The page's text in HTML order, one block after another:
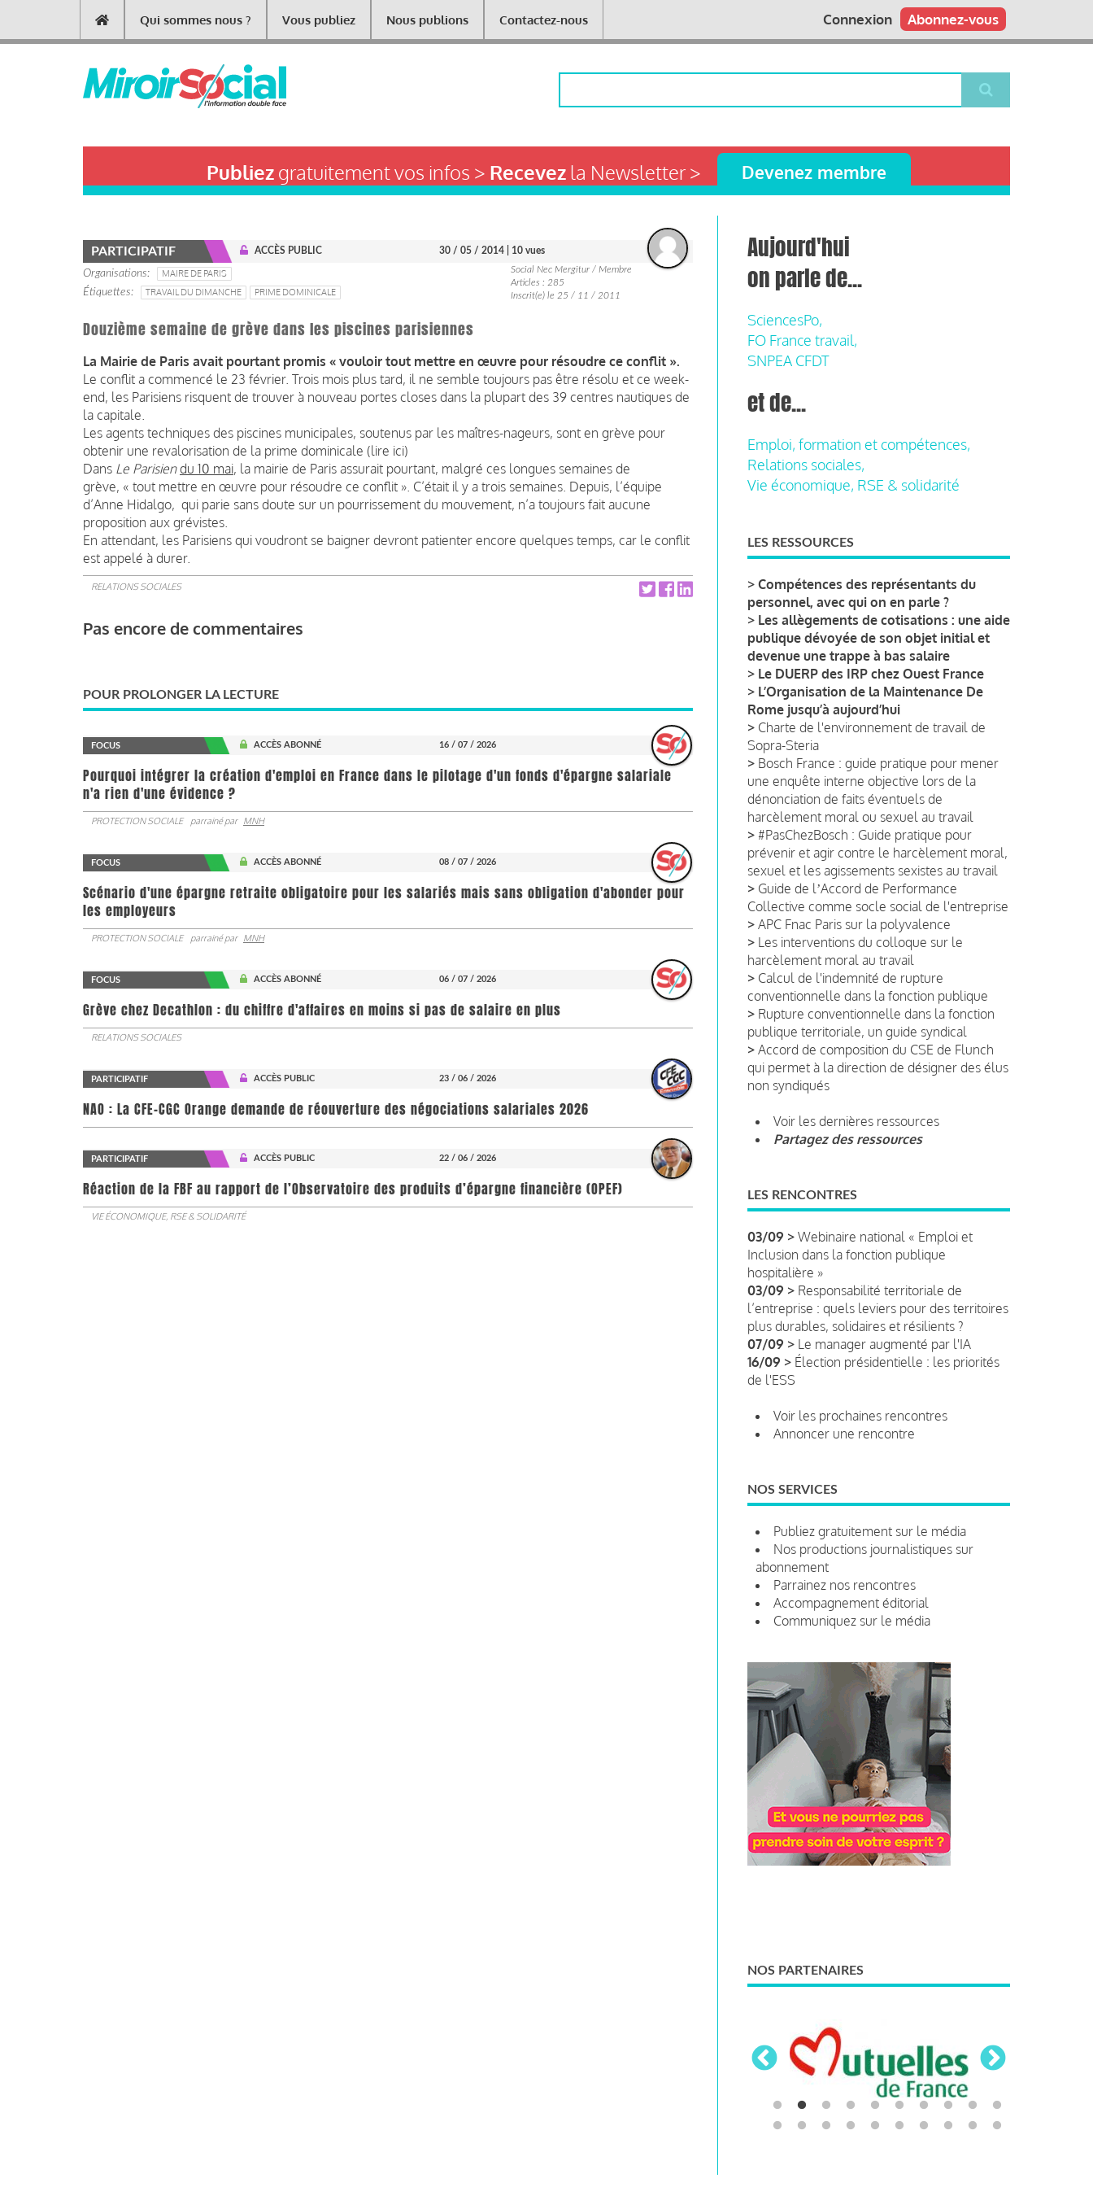
contenu
Main
navigation
Qui sommes nous ? Vous publiez Nous publions Contactez-nous Abonnez-vous
Connexion
Publiezgratuitement vos infos > Recevezla Newsletter > Devenez membre
PARTICIPATIF ACCÈS PUBLIC 30 / 05 / 2014 | 10 vues
Organisations
MAIRE DE PARIS
Étiquettes
TRAVAIL DU DIMANCHE PRIME DOMINICALE
Social Nec Mergitur / Membre
Articles : 285
Inscrit(e) le 25 / 11 / 2011
Douzième semaine de grève dans les piscines parisiennes
La Mairie de Paris avait pourtant promis « vouloir tout mettre en œuvre pour résoudre ce conflit ».
Le conflit a commencé le 23 février. Trois mois plus tard, il ne semble toujours pas être résolu et ce week-
end, les Parisiens risquent de trouver à nouveau portes closes dans la plupart des 39 centres nautiques de
la capitale.
Les agents techniques des piscines municipales, soutenus par les maîtres-nageurs, sont en grève pour
obtenir une revalorisation de la prime dominicale (lire ici)
Dans Le Parisien du 10 mai, la mairie de Paris assurait pourtant, malgré ces longues semaines de
grève, « tout mettre en œuvre pour résoudre ce conflit ». C’était il y a trois semaines. Depuis, l’équipe
d’Anne Hidalgo, qui parie sans doute sur un pourrissement du mouvement, n’a toujours fait aucune
proposition aux grévistes.
En attendant, les Parisiens qui voudront se baigner devront patienter encore quelques temps, car le conflit
est appelé à durer.
RELATIONS SOCIALES
Pas encore de commentaires
POUR PROLONGER LA LECTURE
FOCUS ACCÈS ABONNÉ 16 / 07 / 2026
Pourquoi intégrer la création d'emploi en France dans le pilotage d'un fonds d'épargne salariale
n'a rien d'une évidence ?
PROTECTION SOCIALE parrainé par MNH
FOCUS ACCÈS ABONNÉ 08 / 07 / 2026
Scénario d'une épargne retraite obligatoire pour les salariés mais sans obligation d'abonder pour
les employeurs
PROTECTION SOCIALE parrainé par MNH
FOCUS ACCÈS ABONNÉ 06 / 07 / 2026
Grève chez Decathlon : du chiffre d'affaires en moins si pas de salaire en plus
RELATIONS SOCIALES
PARTICIPATIF ACCÈS PUBLIC 23 / 06 / 2026
NAO : La CFE-CGC Orange demande de réouverture des négociations salariales 2026
PARTICIPATIF ACCÈS PUBLIC 22 / 06 / 2026
​​​​​​​Réaction de la FBF au rapport de l’Observatoire des produits d’épargne financière (OPEF)
VIE ÉCONOMIQUE, RSE & SOLIDARITÉ
Aujourd'hui
on parle de...
SciencesPo,
FO France travail,
SNPEA CFDT
et de...
Emploi, formation et compétences,
Relations sociales,
Vie économique, RSE & solidarité
LES RESSOURCES
> Compétences des représentants du
personnel, avec qui on en parle ?
> Les allègements de cotisations : une aide
publique dévoyée de son objet initial et
devenue une trappe à bas salaire
> Le DUERP des IRP chez Ouest France
> L’Organisation de la Maintenance De
Rome jusqu’à aujourd’hui
> Charte de l'environnement de travail de
Sopra-Steria
> Bosch France : guide pratique pour mener
une enquête interne objective lors de la
dénonciation de faits éventuels de
harcèlement moral ou sexuel au travail
> #PasChezBosch : Guide pratique pour
prévenir et agir contre le harcèlement moral,
sexuel et les agissements sexistes au travail
> Guide de lʼAccord de Performance
Collective comme socle social de l'entreprise
> APC Fnac Paris sur la polyvalence
> Les interventions du colloque sur le
harcèlement moral au travail
> Calcul de l'indemnité de rupture
conventionnelle dans la fonction publique
> Rupture conventionnelle dans la fonction
publique territoriale, un guide syndical
> Accord de composition du CSE de Flunch
qui permet à la direction de désigner des élus
non syndiqués
Voir les dernières ressources
Partagez des ressources
LES RENCONTRES
03/09 > Webinaire national « Emploi et
Inclusion dans la fonction publique
hospitalière »
03/09 > Responsabilité territoriale de
l’entreprise : quels leviers pour des territoires
plus durables, solidaires et résilients ?
07/09 > Le manager augmenté par l'IA
16/09 > Élection présidentielle : les priorités
de l'ESS
Voir les prochaines rencontres
Annoncer une rencontre
NOS SERVICES
Publiez gratuitement sur le média
Nos productions journalistiques sur
abonnement
Parrainez nos rencontres
Accompagnement éditorial
Communiquez sur le média
NOS PARTENAIRES